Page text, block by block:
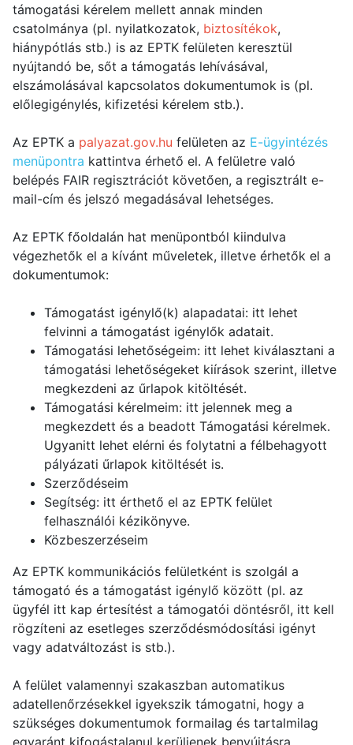
támogatási kérelem mellett annak minden
csatolmánya (pl. nyilatkozatok, biztosítékok,
hiánypótlás stb.) is az EPTK felületen keresztül
nyújtandó be, sőt a támogatás lehívásával,
elszámolásával kapcsolatos dokumentumok is (pl.
előlegigénylés, kifizetési kérelem stb.).
Az EPTK a palyazat.gov.hu felületen az E-ügyintézés
menüpontra kattintva érhető el. A felületre való
belépés FAIR regisztrációt követően, a regisztrált e-
mail-cím és jelszó megadásával lehetséges.
Az EPTK főoldalán hat menüpontból kiindulva
végezhetők el a kívánt műveletek, illetve érhetők el a
dokumentumok:
Támogatást igénylő(k) alapadatai: itt lehet
felvinni a támogatást igénylők adatait.
Támogatási lehetőségeim: itt lehet kiválasztani a
támogatási lehetőségeket kiírások szerint, illetve
megkezdeni az űrlapok kitöltését.
Támogatási kérelmeim: itt jelennek meg a
megkezdett és a beadott Támogatási kérelmek.
Ugyanitt lehet elérni és folytatni a félbehagyott
pályázati űrlapok kitöltését is.
Szerződéseim
Segítség: itt érthető el az EPTK felület
felhasználói kézikönyve.
Közbeszerzéseim
Az EPTK kommunikációs felületként is szolgál a
támogató és a támogatást igénylő között (pl. az
ügyfél itt kap értesítést a támogatói döntésről, itt kell
rögzíteni az esetleges szerződésmódosítási igényt
vagy adatváltozást is stb.).
A felület valamennyi szakaszban automatikus
adatellenőrzésekkel igyekszik támogatni, hogy a
szükséges dokumentumok formailag és tartalmilag